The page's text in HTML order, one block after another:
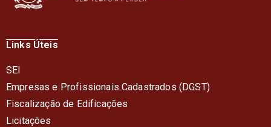
Links Úteis
SEI
Empresas e Profissionais Cadastrados (DGST)
Fiscalização de Edificações
Licitações